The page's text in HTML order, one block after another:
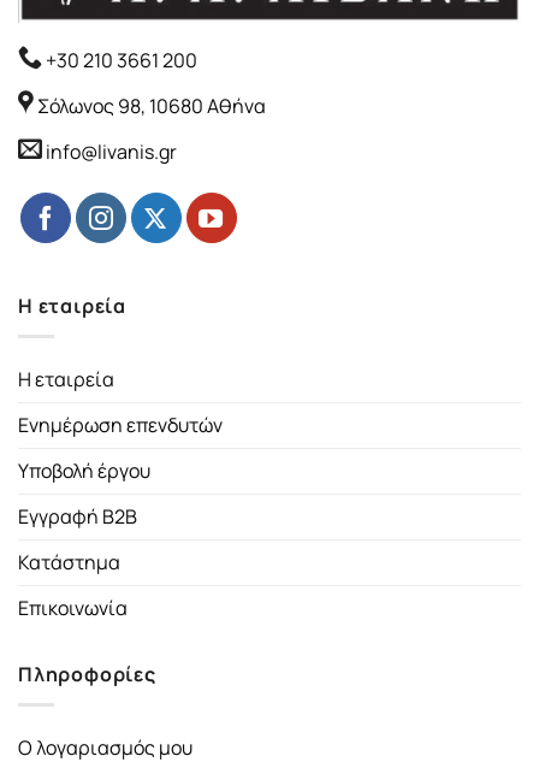
+30 210 3661 200
Σόλωνος 98, 10680 Αθήνα
info@livanis.gr
Η εταιρεία
Η εταιρεία
Ενημέρωση επενδυτών
Υποβολή έργου
Εγγραφή B2B
Κατάστημα
Επικοινωνία
Πληροφορίες
Ο λογαριασμός μου